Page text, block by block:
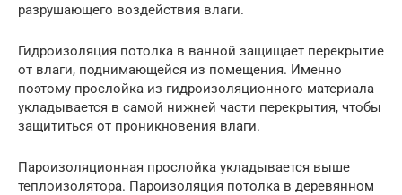
разрушающего воздействия влаги.
Гидроизоляция потолка в ванной защищает перекрытие
от влаги, поднимающейся из помещения. Именно
поэтому прослойка из гидроизоляционного материала
укладывается в самой нижней части перекрытия, чтобы
защититься от проникновения влаги.
Пароизоляционная прослойка укладывается выше
теплоизолятора. Пароизоляция потолка в деревянном